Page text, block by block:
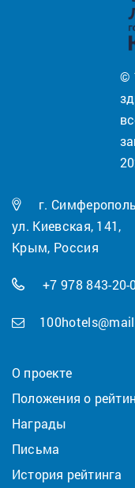
©
г.
ул. Киевская, 141,
Крым, Россия
+7 978 843-20-
О проекте
Положения о
Награды
Письма
История рейтинга